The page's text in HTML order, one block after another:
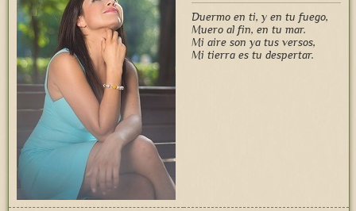
Duermo en ti, y en tu fuego,
Muero al fin, en tu mar.
Mi aire son ya tus versos,
Mi tierra es tu despertar.